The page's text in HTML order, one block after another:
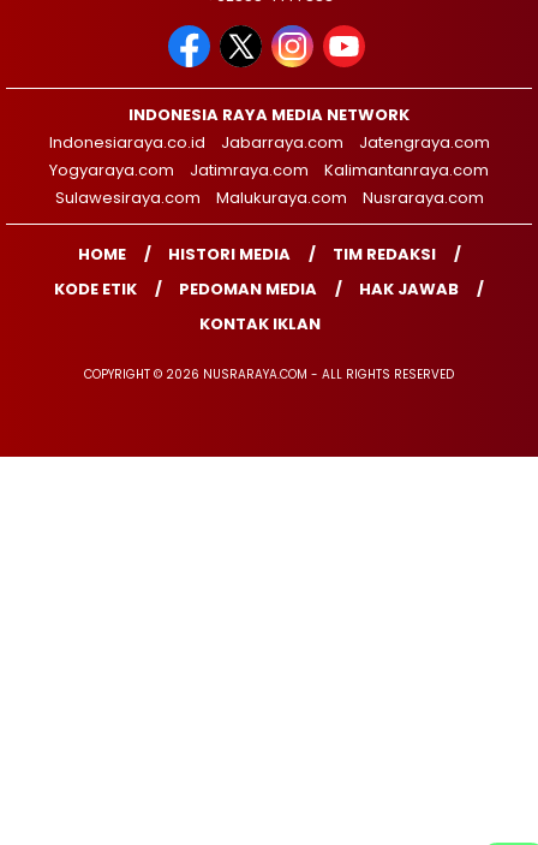
INDONESIA RAYA MEDIA NETWORK
Indonesiaraya.co.id
Jabarraya.com
Jatengraya.com
Yogyaraya.com
Jatimraya.com
Kalimantanraya.com
Sulawesiraya.com
Malukuraya.com Nusraraya.com
HOME HISTORI MEDIA
TIM REDAKSI
KODE ETIK
PEDOMAN MEDIA
HAK JAWAB
KONTAK IKLAN
COPYRIGHT © 2026 NUSRARAYA.COM - ALL RIGHTS RESERVED